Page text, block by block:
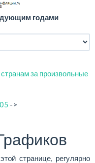
годами
за произвольные
->
странице, регулярно